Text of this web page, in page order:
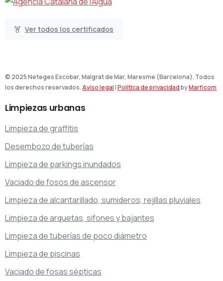
Ver todos los certificados
© 2025 Neteges Escobar, Malgrat de Mar, Maresme (Barcelona). Todos
los derechos reservados.Aviso legal|Política de privacidadbyMarficom
Limpiezas urbanas
Limpieza de graffitis
Desembozo de tuberías
Limpieza de parkings inundados
Vaciado de fosos de ascensor
Limpieza de alcantarillado, sumideros, rejillas pluviales
Limpieza de arquetas, sifones y bajantes
Limpieza de tuberías de poco diámetro
Limpieza de piscinas
Vaciado de fosas sépticas